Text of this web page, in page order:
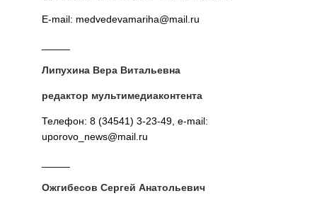
E-mail: medvedevamariha@mail.ru
Липухина Вера Витальевна
редактор мультимедиаконтента
Телефон: 8 (34541) 3-23-49, e-mail:
uporovo_news@mail.ru
Ожгибесов Сергей Анатольевич